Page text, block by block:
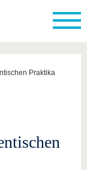
Praktika